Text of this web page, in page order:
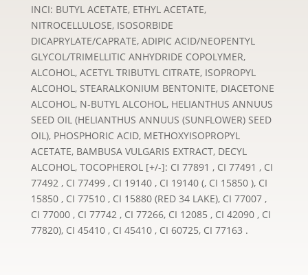
INCI: BUTYL ACETATE, ETHYL ACETATE,
NITROCELLULOSE, ISOSORBIDE
DICAPRYLATE/CAPRATE, ADIPIC ACID/NEOPENTYL
GLYCOL/TRIMELLITIC ANHYDRIDE COPOLYMER,
ALCOHOL, ACETYL TRIBUTYL CITRATE, ISOPROPYL
ALCOHOL, STEARALKONIUM BENTONITE, DIACETONE
ALCOHOL, N-BUTYL ALCOHOL, HELIANTHUS ANNUUS
SEED OIL (HELIANTHUS ANNUUS (SUNFLOWER) SEED
OIL), PHOSPHORIC ACID, METHOXYISOPROPYL
ACETATE, BAMBUSA VULGARIS EXTRACT, DECYL
ALCOHOL, TOCOPHEROL [+/-]: CI 77891 , CI 77491 , CI
77492 , CI 77499 , CI 19140 , CI 19140 (, CI 15850 ), CI
15850 , CI 77510 , CI 15880 (RED 34 LAKE), CI 77007 ,
CI 77000 , CI 77742 , CI 77266, CI 12085 , CI 42090 , CI
77820), CI 45410 , CI 45410 , CI 60725, CI 77163 .